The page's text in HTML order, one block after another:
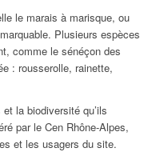
le marais à marisque, ou
Plusieurs espèces
comme le sénéçon des
: rousserolle, rainette,
la biodiversité qu’ils
par le Cen Rhône-Alpes,
et les usagers du site.